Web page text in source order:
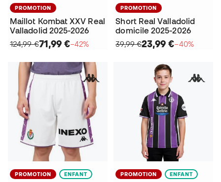
PROMOTION
Maillot Kombat XXV Real
Valladolid 2025-2026
124,99 €71,99 €−42%
PROMOTION
Short Real Valladolid
domicile 2025-2026
39,99 €23,99 €−40%
PROMOTION ENFANT PROMOTION ENFANT